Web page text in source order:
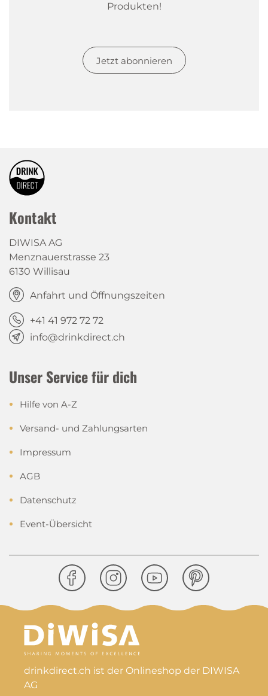
Produkten!
Jetzt abonnieren
Kontakt
DIWISA AG
Menznauerstrasse 23
6130 Willisau
Anfahrt und Öffnungszeiten
+41 41 972 72 72
info@drinkdirect.ch
Unser Service für dich
Hilfe von A-Z
Versand- und Zahlungsarten
Impressum
AGB
Datenschutz
Event-Übersicht
drinkdirect.ch ist der Onlineshop der DIWISA
AG